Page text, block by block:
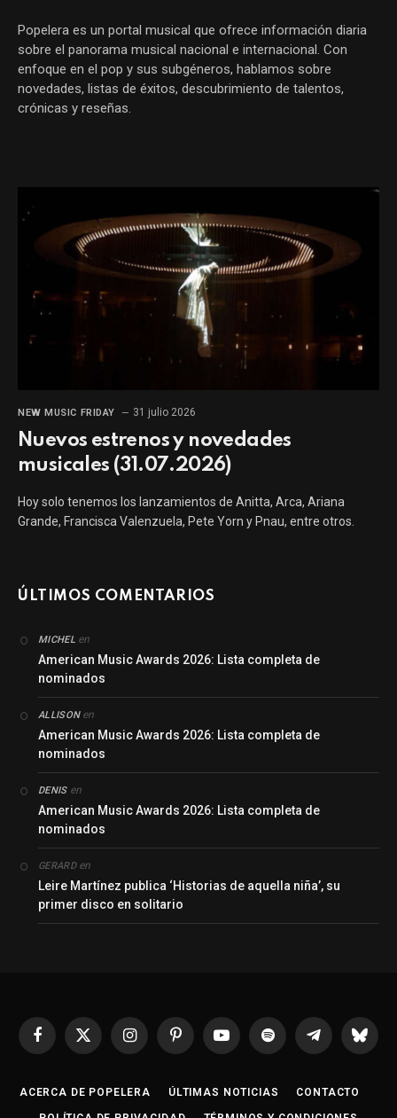
Popelera es un portal musical que ofrece información diaria
sobre el panorama musical nacional e internacional. Con
enfoque en el pop y sus subgéneros, hablamos sobre
novedades, listas de éxitos, descubrimiento de talentos,
crónicas y reseñas.
NEW MUSIC FRIDAY 31 julio 2026
Nuevos estrenos y novedades
musicales (31.07.2026)
Hoy solo tenemos los lanzamientos de Anitta, Arca, Ariana
Grande, Francisca Valenzuela, Pete Yorn y Pnau, entre otros.
ÚLTIMOS COMENTARIOS
MICHELen
American Music Awards 2026: Lista completa de
nominados
ALLISONen
American Music Awards 2026: Lista completa de
nominados
DENISen
American Music Awards 2026: Lista completa de
nominados
GERARDen
Leire Martínez publica ‘Historias de aquella niña’, su
primer disco en solitario
Facebook
X
InstagramPinterestYouTubeSpotify Telegrama
ACERCA DE POPELERA ÚLTIMAS NOTICIAS CONTACTO